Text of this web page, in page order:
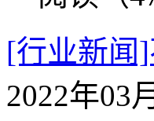
[行业新闻
2022年03